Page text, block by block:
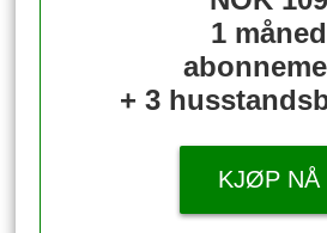
1 måned
+ 3
KJØP NÅ